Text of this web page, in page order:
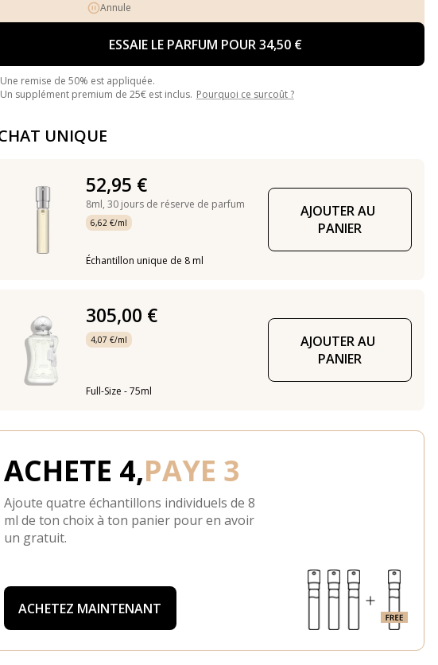
Annule
ESSAIE LE PARFUM POUR 34,50 €
Une remise de 50% est appliquée.
Un supplément premium de 25€ est inclus. Pourquoi ce surcoût ?
UNIQUE
52,95 €
8ml, 30 jours de réserve de parfum
6,62 €/ml
Échantillon unique de 8 ml
AJOUTER AU
PANIER
305,00 €
4,07 €/ml
Full-Size - 75ml
AJOUTER AU
PANIER
ACHETE 4,PAYE 3
Ajoute quatre échantillons individuels de 8
ml de ton choix à ton panier pour en avoir
un gratuit.
ACHETEZ MAINTENANT